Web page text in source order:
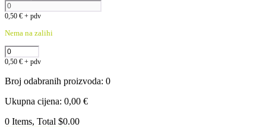
0,50 € + pdv
Nema na zalihi
0,50 € + pdv
Broj odabranih proizvoda: 0
Ukupna cijena: 0,00 €
0 Items, Total $0.00